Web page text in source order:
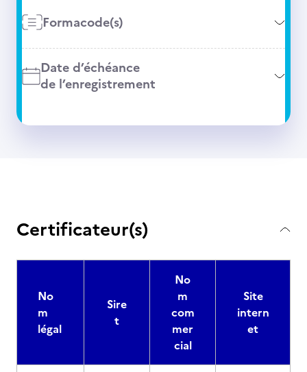
Formacode(s)
Date d’échéance
de l’enregistrement
Certificateur(s)
No
m
légal
Sire
t
No
m
com
mer
cial
Site
intern
et